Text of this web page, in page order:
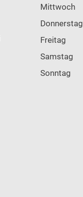
Mittwoch
Donnerstag
Freitag
Samstag
Sonntag